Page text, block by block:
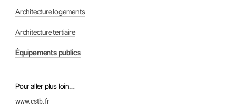
Architecture logements
Architecture tertiaire
Équipements publics
Pour aller plus loin…
www.cstb.fr